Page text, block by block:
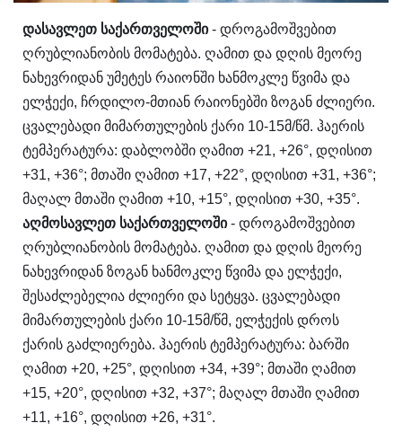
დასავლეთ საქართველოში - დროგამოშვებით
ღრუბლიანობის მომატება. ღამით და დღის მეორე
ნახევრიდან უმეტეს რაიონში ხანმოკლე წვიმა და
ელჭექი, ჩრდილო-მთიან რაიონებში ზოგან ძლიერი.
ცვალებადი მიმართულების ქარი 10-15მ/წმ. ჰაერის
ტემპერატურა: დაბლობში ღამით +21, +26°, დღისით
+31, +36°; მთაში ღამით +17, +22°, დღისით +31, +36°;
მაღალ მთაში ღამით +10, +15°, დღისით +30, +35°.
აღმოსავლეთ საქართველოში - დროგამოშვებით
ღრუბლიანობის მომატება. ღამით და დღის მეორე
ნახევრიდან ზოგან ხანმოკლე წვიმა და ელჭექი,
შესაძლებელია ძლიერი და სეტყვა. ცვალებადი
მიმართულების ქარი 10-15მ/წმ, ელჭექის დროს
ქარის გაძლიერება. ჰაერის ტემპერატურა: ბარში
ღამით +20, +25°, დღისით +34, +39°; მთაში ღამით
+15, +20°, დღისით +32, +37°; მაღალ მთაში ღამით
+11, +16°, დღისით +26, +31°.